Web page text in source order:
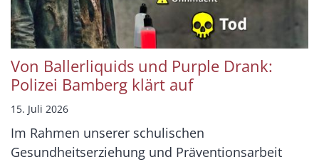
Von Ballerliquids und Purple Drank:
Polizei Bamberg klärt auf
15. Juli 2026
Im Rahmen unserer schulischen
Gesundheitserziehung und Präventionsarbeit